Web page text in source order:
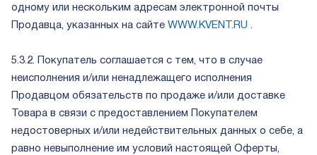
одному или нескольким адресам электронной почты
Продавца, указанных на сайте WWW.KVENT.RU .
5.3.2. Покупатель соглашается с тем, что в случае
неисполнения и/или ненадлежащего исполнения
Продавцом обязательств по продаже и/или доставке
Товара в связи с предоставлением Покупателем
недостоверных и/или недействительных данных о себе, а
равно невыполнение им условий настоящей Оферты,